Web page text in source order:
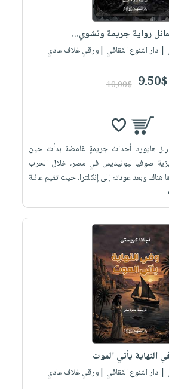
رواية جريمة وتشوي...
| دار التنوع الثقافي |ورقي غلاف عادي
9.50$
10.00$
هايورد أحداث جريمةٍ غامضة بدأت حين
صوفيا ليونيديس في مصر، خلال الحرب
هناك. وبعد عودته إلى إنكلترا، حيث تقيم عائلة
النهاية يأتي الموت
| دار التنوع الثقافي |ورقي غلاف عادي